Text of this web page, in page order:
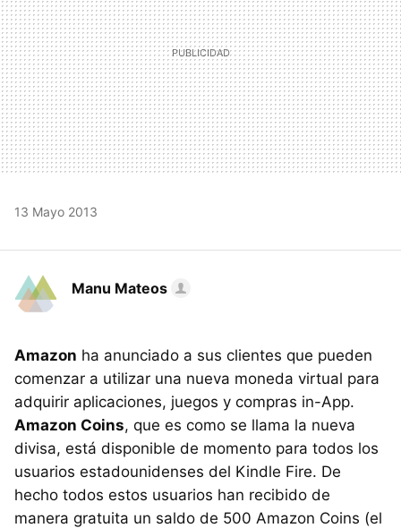
13 Mayo 2013
Manu Mateos
Amazon ha anunciado a sus clientes que pueden
comenzar a utilizar una nueva moneda virtual para
adquirir aplicaciones, juegos y compras in-App.
Amazon Coins, que es como se llama la nueva
divisa, está disponible de momento para todos los
usuarios estadounidenses del Kindle Fire. De
hecho todos estos usuarios han recibido de
manera gratuita un saldo de 500 Amazon Coins (el